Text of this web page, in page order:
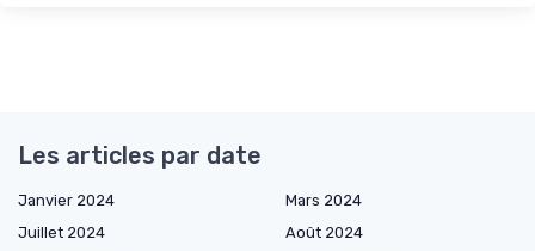
Les articles par date
Janvier 2024
Mars 2024
Juillet 2024
Août 2024